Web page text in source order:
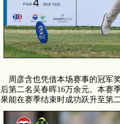
周彦含也凭借本场赛事的冠军
后第二名吴春晖16万余元。本赛
果能在赛季结束时成功跃升至第